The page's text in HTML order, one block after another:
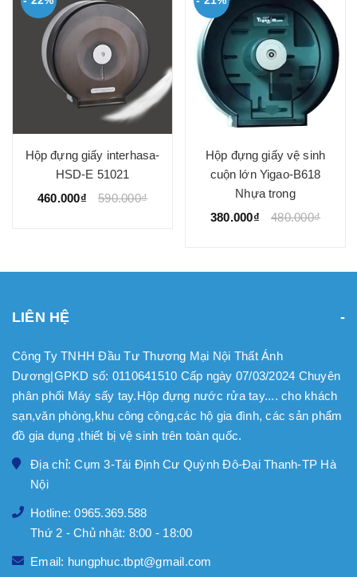
Hộp đựng giấy công
nhựa trắng.
Hộp đựng giấy công
(Nhựa trong)
380.000₫
LIÊN HỆ
Công Ty TNHH Đầu Tư Thương Mại Nội Thất Ánh
Dương|GPKD số: 0110641510 Cấp ngày 07/03/2024 Chuyên
phân phối Máy sấy tay.Hộp đựng nước rửa tay.... cho khách
sạn,văn phòng,khu công cộng,các hộ gia đình, các sản phẩm
đồ gia dụng ,thiết bị vệ sinh trên toàn quốc.
Địa chỉ: Cụm 3-Tái Định Cư Quỳnh Đô-Đại Thanh-TP Hà
Nội
Hotline: 0965.369.588
Thứ 2 - Chủ nhật: 8:00 - 18:00
Email: hungphuc.tbpt@gmail.com